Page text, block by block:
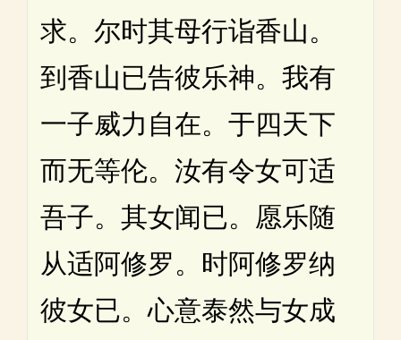
求。尔时其母行诣香山。
到香山已告彼乐神。我有
一子威力自在。于四天下
而无等伦。汝有令女可适
吾子。其女闻已。愿乐随
从适阿修罗。时阿修罗纳
彼女已。心意泰然与女成